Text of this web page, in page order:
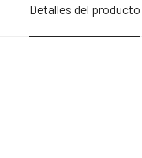
Detalles del producto